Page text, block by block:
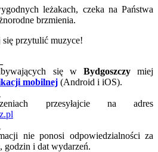
leżakach, czeka na Państwa
brzmienia.
przytulić muzyce!
się w Bydgoszczymiej
mobilnej (Android i iOS).
przesyłajcie na adres
nie ponosi odpowiedzialności za
godzin i dat wydarzeń.